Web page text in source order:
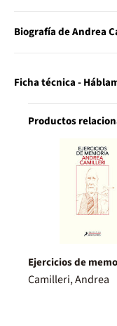
Biografía de Andrea
Ficha técnica -
Productos
Ejercicios de
Camilleri, Andrea